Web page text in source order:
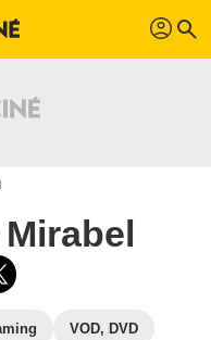
profil search
VOD, DVD